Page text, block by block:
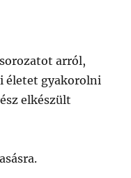
arról,
életet gyakorolni
elkészült